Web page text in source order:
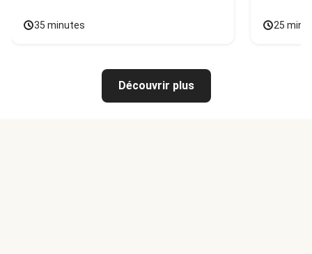
35 minutes 25
Découvrir plus